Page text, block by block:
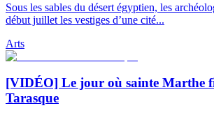
Sous les sables du désert égyptien, les
début juillet les vestiges d’une cité...
Arts
[VIDÉO] Le jour où sainte Marthe
Tarasque